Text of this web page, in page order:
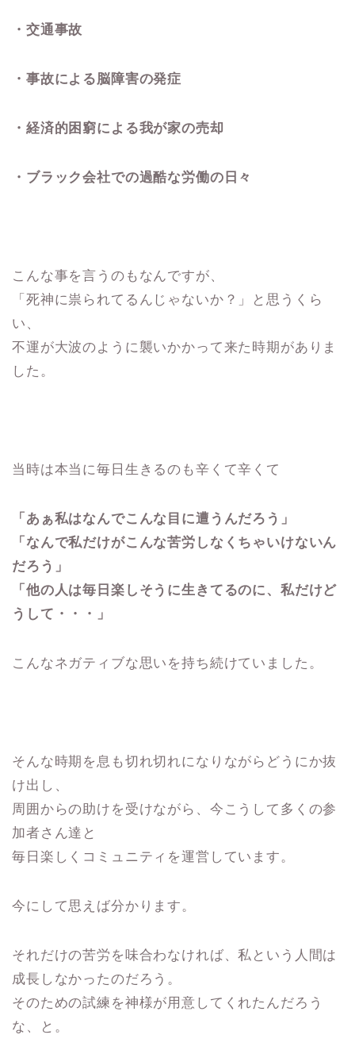
・交通事故
・事故による脳障害の発症
・経済的困窮による我が家の売却
・ブラック会社での過酷な労働の日々
こんな事を言うのもなんですが、
「死神に祟られてるんじゃないか？」と思うくら
い、
不運が大波のように襲いかかって来た時期がありま
した。
当時は本当に毎日生きるのも辛くて辛くて
「あぁ私はなんでこんな目に遭うんだろう」
「なんで私だけがこんな苦労しなくちゃいけないん
だろう」
「他の人は毎日楽しそうに生きてるのに、私だけど
うして・・・」
こんなネガティブな思いを持ち続けていました。
そんな時期を息も切れ切れになりながらどうにか抜
け出し、
周囲からの助けを受けながら、今こうして多くの参
加者さん達と
毎日楽しくコミュニティを運営しています。
今にして思えば分かります。
それだけの苦労を味合わなければ、私という人間は
成長しなかったのだろう。
そのための試練を神様が用意してくれたんだろう
な、と。